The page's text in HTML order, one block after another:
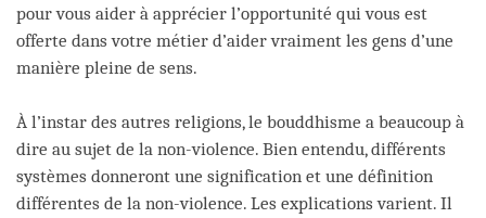
pour vous aider à apprécier l’opportunité qui vous est
offerte dans votre métier d’aider vraiment les gens d’une
manière pleine de sens.
À l’instar des autres religions, le bouddhisme a beaucoup à
dire au sujet de la non-violence. Bien entendu, différents
systèmes donneront une signification et une définition
différentes de la non-violence. Les explications varient. Il